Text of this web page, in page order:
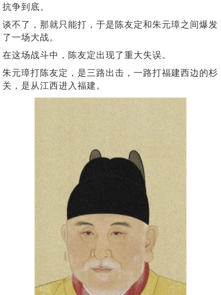
抗争到底。
谈不了，那就只能打，于是陈友定和朱元璋之间爆发
了一场大战。
在这场战斗中，陈友定出现了重大失误。
朱元璋打陈友定，是三路出击，一路打福建西边的杉
关，是从江西进入福建。